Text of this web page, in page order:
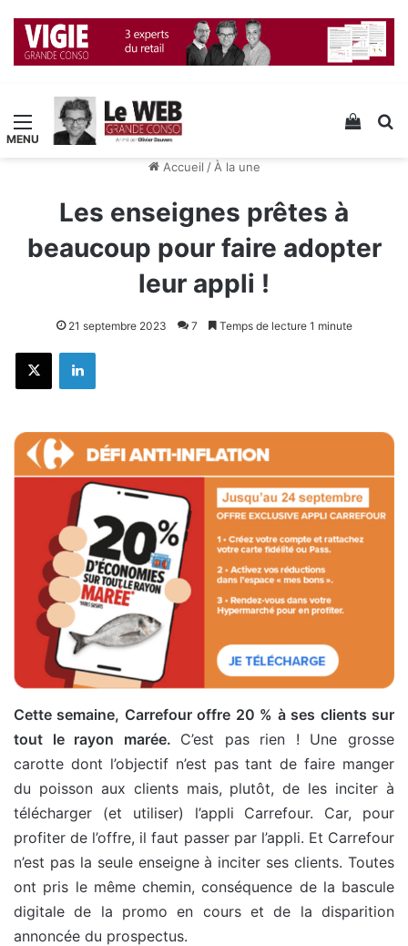
Menu Voir
Accueil / À la une
Les enseignes prêtes à
beaucoup pour faire adopter
leur appli !
21 septembre 2023 7 Temps de lecture 1 minute
X Linkedin
Cette semaine, Carrefour offre 20 % à ses clients sur
tout le rayon marée. C’est pas rien ! Une grosse
carotte dont l’objectif n’est pas tant de faire manger
du poisson aux clients mais, plutôt, de les inciter à
télécharger (et utiliser) l’appli Carrefour. Car, pour
profiter de l’offre, il faut passer par l’appli. Et Carrefour
n’est pas la seule enseigne à inciter ses clients. Toutes
ont pris le même chemin, conséquence de la bascule
digitale de la promo en cours et de la disparition
annoncée du prospectus.